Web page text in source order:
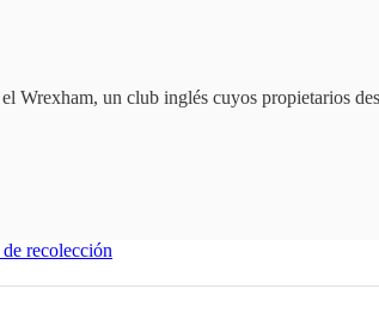
Wrexham, un club inglés cuyos propietarios
recolección